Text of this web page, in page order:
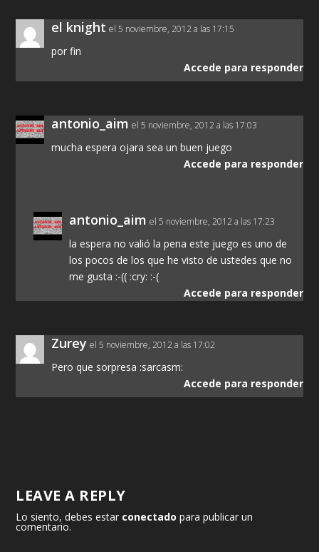
el knight el 5 noviembre, 2012 a las 17:15
por fin
Accede para responder
antonio_aim el 5 noviembre, 2012 a las 17:03
mucha espera ojara sea un buen juego
Accede para responder
antonio_aim el 5 noviembre, 2012 a las 17:23
la espera no valió la pena este juego es uno de
los pocos de los que he visto de ustedes que no
me gusta :-(( :cry: :-(
Accede para responder
Zurey el 5 noviembre, 2012 a las 17:02
Pero que sorpresa :sarcasm:
Accede para responder
LEAVE A REPLY
Lo siento, debes estar conectado para publicar un
comentario.